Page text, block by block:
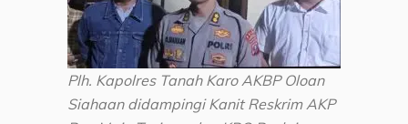
Plh. Kapolres Tanah Karo AKBP Oloan
Siahaan didampingi Kanit Reskrim AKP